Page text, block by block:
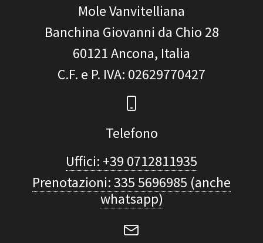
Mole Vanvitelliana
Banchina Giovanni da Chio 28
60121Ancona, Italia
C.F. e P. IVA: 02629770427
Telefono
Uffici: +39 0712811935
Prenotazioni: 335 5696985 (anche
whatsapp)